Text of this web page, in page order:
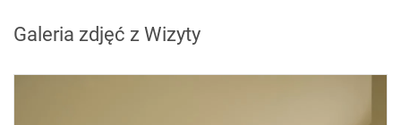
Galeria zdjęć z Wizyty